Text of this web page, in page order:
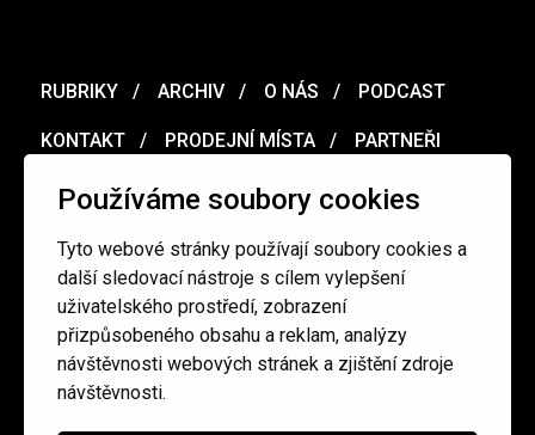
Používáme soubory cookies
Tyto webové stránky používají soubory cookies a
další sledovací nástroje s cílem vylepšení
uživatelského prostředí, zobrazení
přizpůsobeného obsahu a reklam, analýzy
návštěvnosti webových stránek a zjištění zdroje
návštěvnosti.
RUBRIKY ARCHIV O NÁS PODCAST
KONTAKT PRODEJNÍ MÍSTA PARTNEŘI
MERCH VOUCHER
Ochrana osobních údajů / Obchodní podmínky
redakce@cinepur.cz